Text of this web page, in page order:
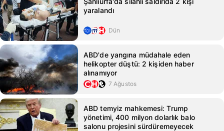
yaralandı
Dün
ABD'de yangına müdahale eden
helikopter düştü: 2 kişiden haber
alınamıyor
7 Ağustos
ABD temyiz mahkemesi: Trump
yönetimi, 400 milyon dolarlık balo
salonu projesini sürdüremeyecek